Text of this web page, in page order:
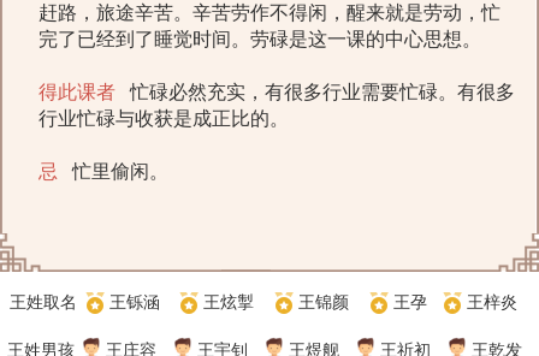
赶路，旅途辛苦。辛苦劳作不得闲，醒来就是劳动，忙
完了已经到了睡觉时间。劳碌是这一课的中心思想。
得此课者
忙碌必然充实，有很多行业需要忙碌。有很多
行业忙碌与收获是成正比的。
忌 忙里偷闲。
王姓取名 王铄涵 王炫掣 王锦颜 王孕 王梓炎
王姓男孩 王庄容 王宇钊 王煜舰 王祈初 王乾发